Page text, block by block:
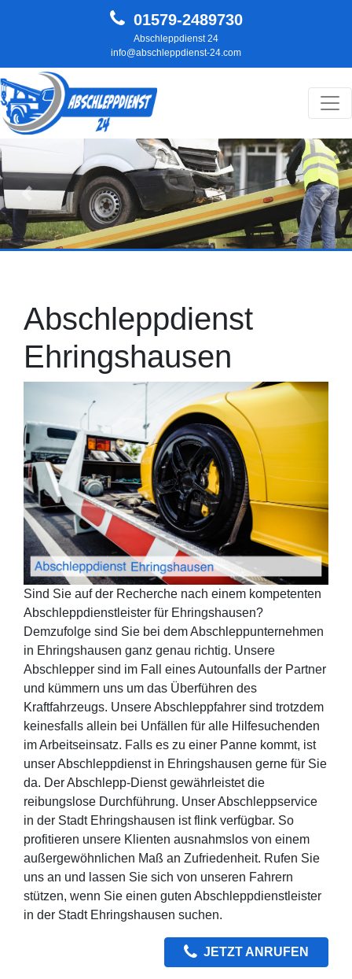
01579-2489730
Abschleppdienst 24
info@abschleppdienst-24.com
Hauptnavigation
Zurück
Abschleppdienst
Ehringshausen
Sind Sie auf der Recherche nach einem kompetenten
Abschleppdienstleister für Ehringshausen?
Demzufolge sind Sie bei dem Abschleppunternehmen
in Ehringshausen ganz genau richtig. Unsere
Abschlepper sind im Fall eines Autounfalls der Partner
und kümmern uns um das Überführen des
Kraftfahrzeugs. Unsere Abschleppfahrer sind trotzdem
keinesfalls allein bei Unfällen für alle Hilfesuchenden
im Arbeitseinsatz. Falls es zu einer Panne kommt, ist
unser Abschleppdienst in Ehringshausen gerne für Sie
da. Der Abschlepp-Dienst gewährleistet die
reibungslose Durchführung. Unser Abschleppservice
in der Stadt Ehringshausen ist flink verfügbar. So
profitieren unsere Klienten ausnahmslos von einem
außergewöhnlichen Maß an Zufriedenheit. Rufen Sie
uns an und lassen Sie sich von unseren Fahrern
stützen, wenn Sie einen guten Abschleppdienstleister
in der Stadt Ehringshausen suchen.
JETZT ANRUFEN